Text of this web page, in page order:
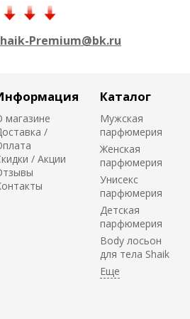
Premium@bk.ru
магазине
/
/ Акции
Каталог
Мужская
парфюмерия
Женская
парфюмерия
Унисекс
парфюмерия
Детская
парфюмерия
Body лосьон
для тела Shaik